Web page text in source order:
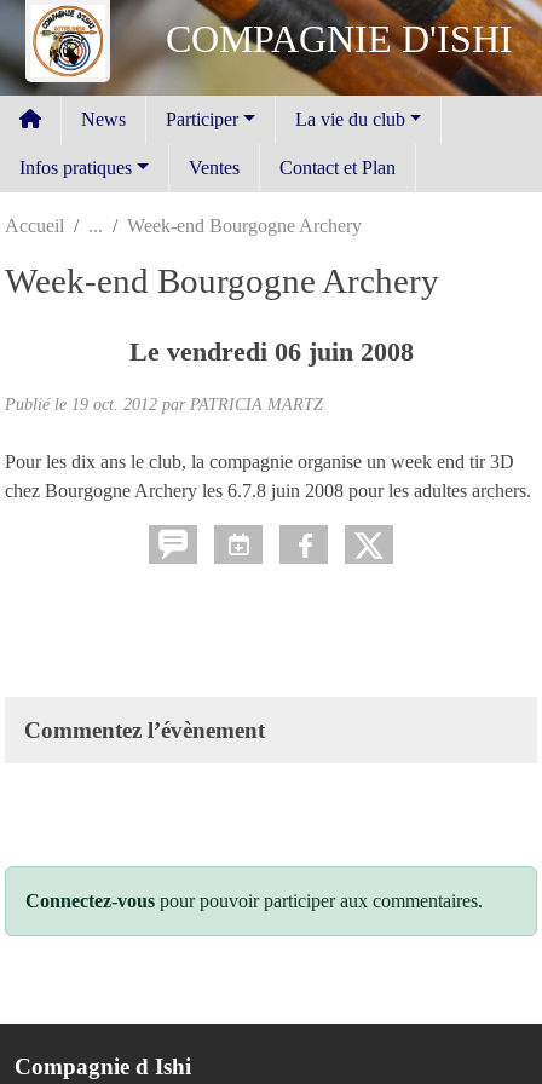
COMPAGNIE D'ISHI
News Participer La vie du club
Infos pratiques Ventes Contact et Plan
Accueil Week-end Bourgogne Archery
Week-end Bourgogne Archery
Le vendredi 06 juin 2008
Publié le 19 oct. 2012 par PATRICIA MARTZ
Pour les dix ans le club, la compagnie organise un week end tir 3D
chez Bourgogne Archery les 6.7.8 juin 2008 pour les adultes archers.
Commentez l’évènement
Connectez-vous pour pouvoir participer aux commentaires.
Compagnie d Ishi
Panneau de gestion des cookies